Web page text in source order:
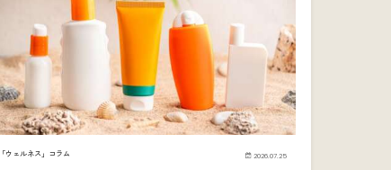
「ウェルネス」コラム 2026.07.25